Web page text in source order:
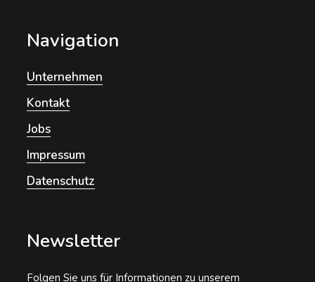
Navigation
Unternehmen
Kontakt
Jobs
Impressum
Datenschutz
Newsletter
Folgen Sie uns für Informationen zu unserem